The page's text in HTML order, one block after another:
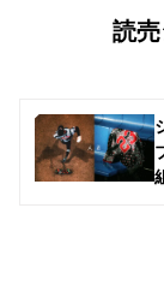
読